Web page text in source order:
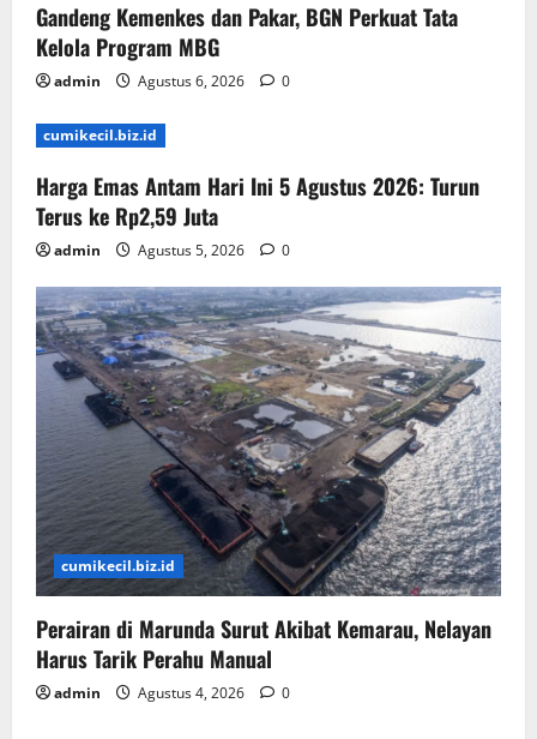
Gandeng Kemenkes dan Pakar, BGN Perkuat Tata
Kelola Program MBG
admin Agustus 6, 2026 0
cumikecil.biz.id
Harga Emas Antam Hari Ini 5 Agustus 2026: Turun
Terus ke Rp2,59 Juta
admin Agustus 5, 2026 0
cumikecil.biz.id
Perairan di Marunda Surut Akibat Kemarau, Nelayan
Harus Tarik Perahu Manual
admin Agustus 4, 2026 0